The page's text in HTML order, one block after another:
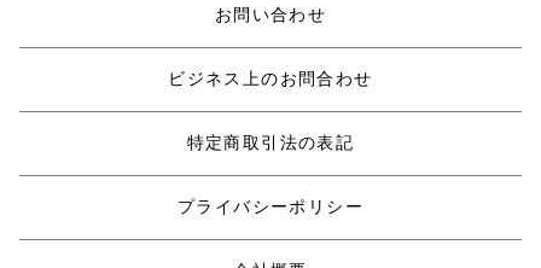
お問い合わせ
ビジネス上のお問合わせ
特定商取引法の表記
プライバシーポリシー